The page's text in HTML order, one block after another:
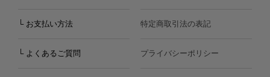
└ お支払い方法
└ よくあるご質問
特定商取引法の表記
プライバシーポリシー